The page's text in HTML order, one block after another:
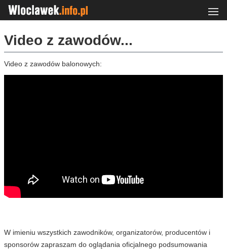
Video z zawodów...
Video z zawodów balonowych:
W imieniu wszystkich zawodników, organizatorów, producentów i
sponsorów zapraszam do oglądania oficjalnego podsumowania